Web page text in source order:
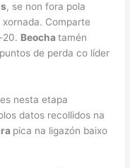
, se non fora pola
Comparte
20. Beochatamén
de perda co líder
nesta etapa
datos recollidos na
pica na ligazón baixo